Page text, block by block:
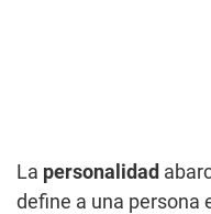
La personalidad
define a una persona